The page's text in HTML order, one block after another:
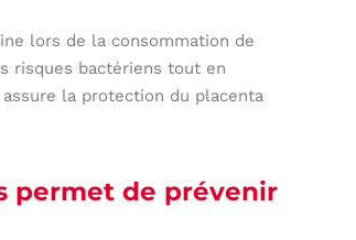
lors de la consommation de
risques bactériens tout en
la protection du placenta
permet de prévenir